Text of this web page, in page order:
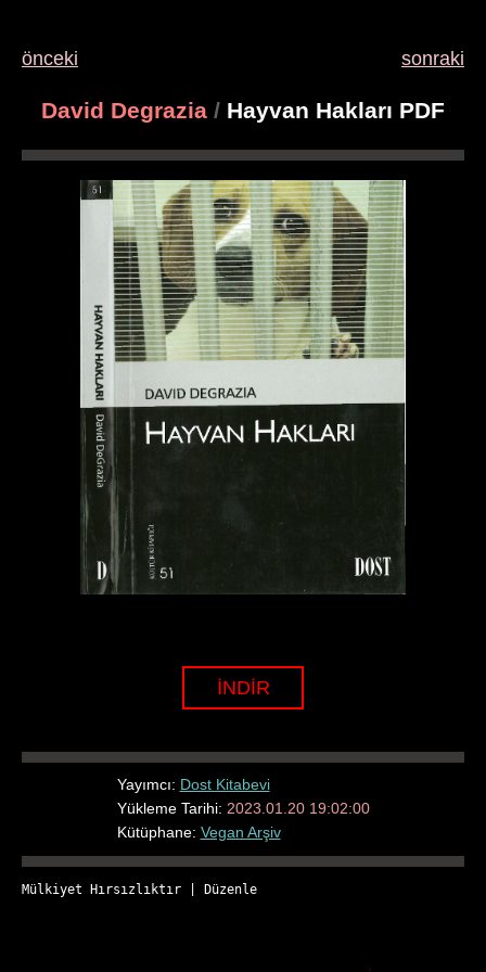
önceki sonraki
David Degrazia / Hayvan Hakları PDF
İNDİR
Yayımcı: Dost Kitabevi
Yükleme Tarihi: 2023.01.20 19:02:00
Kütüphane: Vegan Arşiv
Mülkiyet Hırsızlıktır Düzenle